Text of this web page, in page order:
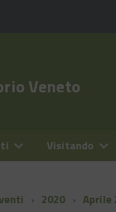
Veneto
Visitando
2020 Aprile